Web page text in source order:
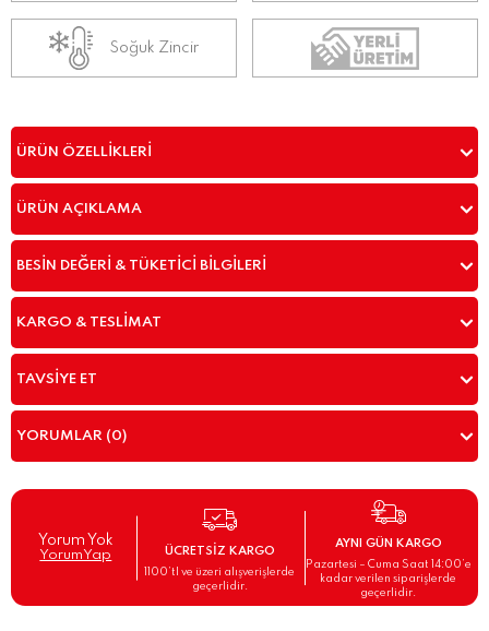
Soğuk Zincir
ÜRÜN ÖZELLIKLERI
ÜRÜN AÇIKLAMA
BESIN DEĞERI & TÜKETICI BILGILERI
KARGO & TESLIMAT
TAVSIYE ET
YORUMLAR (0)
Yorum Yok
YorumYap ÜCRETSİZ KARGO
1100’tl ve üzeri alışverişlerde
geçerlidir.
AYNI GÜN KARGO
Pazartesi – Cuma Saat 14:00’e
kadar verilen siparişlerde
geçerlidir.